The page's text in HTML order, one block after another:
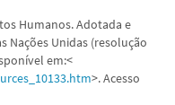
Humanos. Adotada e
Nações Unidas (resolução
em:<
>. Acesso